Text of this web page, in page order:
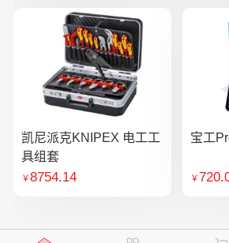
凯尼派克KNIPEX 电工工
具组套
￥8754.14
宝工
￥